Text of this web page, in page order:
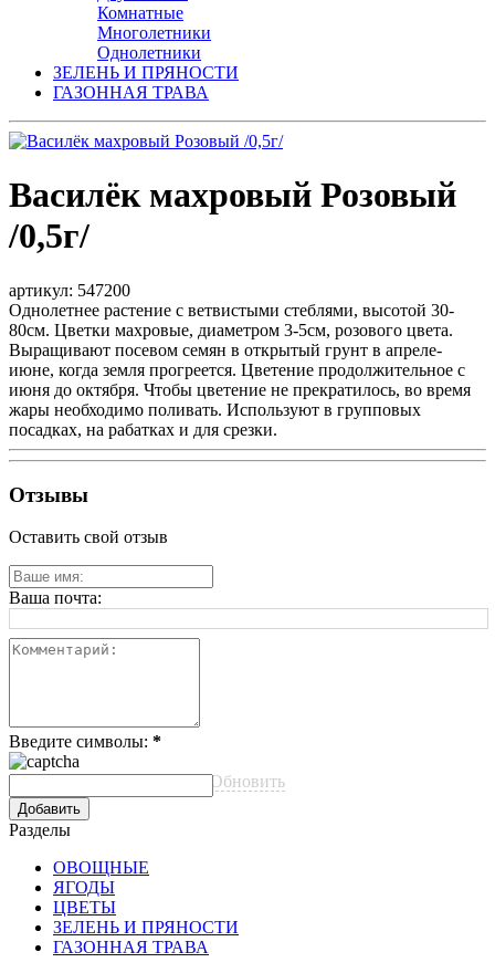
Комнатные
Многолетники
Однолетники
ЗЕЛЕНЬ И ПРЯНОСТИ
ГАЗОННАЯ ТРАВА
Василёк махровый Розовый
/0,5г/
артикул: 547200
Однолетнее растение с ветвистыми стеблями, высотой 30-
80см. Цветки махровые, диаметром 3-5см, розового цвета.
Выращивают посевом семян в открытый грунт в апреле-
июне, когда земля прогреется. Цветение продолжительное с
июня до октября. Чтобы цветение не прекратилось, во время
жары необходимо поливать. Используют в групповых
посадках, на рабатках и для срезки.
Отзывы
Оставить свой отзыв
Ваша почта:
Введите символы: *
Обновить
Разделы
ОВОЩНЫЕ
ЯГОДЫ
ЦВЕТЫ
ЗЕЛЕНЬ И ПРЯНОСТИ
ГАЗОННАЯ ТРАВА